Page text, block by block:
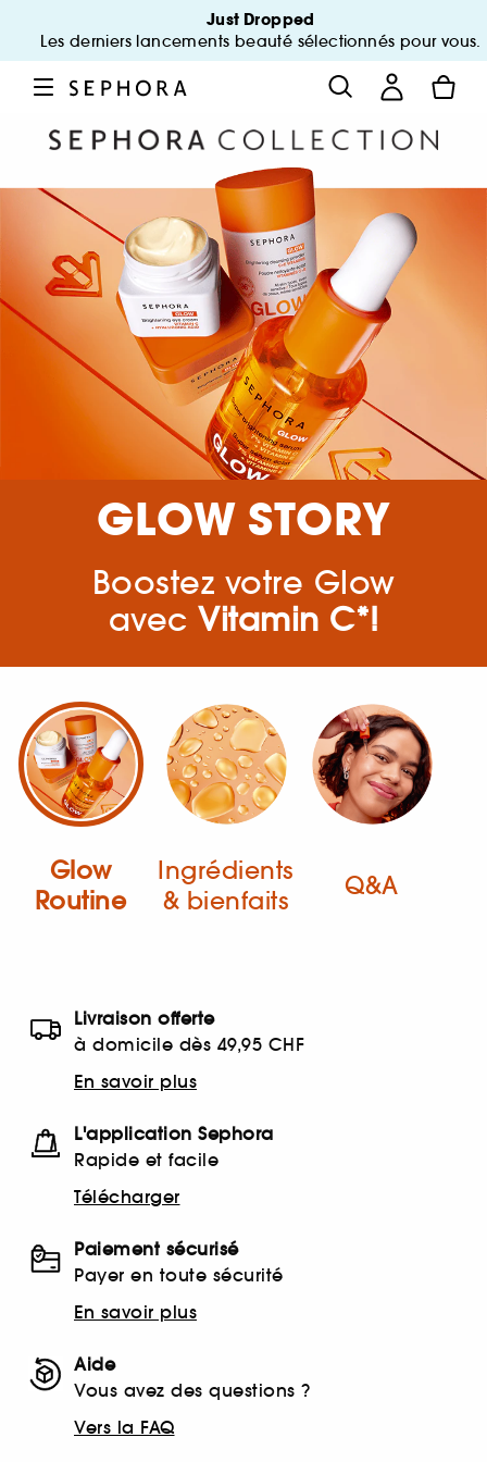
Just Dropped
Les derniers lancements beauté sélectionnés pour vous.
GLOW STORY
Boostez votre Glow
avec Vitamin C*!
Glow
Routine
Ingrédients
& bienfaits
Q&A
Livraison offerte
à domicile dès 49,95 CHF
En savoir plus
L'application Sephora
Rapide et facile
Télécharger
Paiement sécurisé
Payer en toute sécurité
En savoir plus
Aide
Vous avez des questions ?
Vers la FAQ